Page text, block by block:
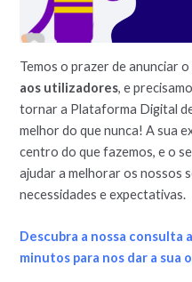
Temos o prazer de anunciar
aos utilizadores, e
tornar a Plataforma Digital
melhor do que nunca! A sua
centro do que fazemos, e o
ajudar a melhorar os nossos
necessidades e expectativas.
Descubra a nossa consulta
minutos para nos dar a sua